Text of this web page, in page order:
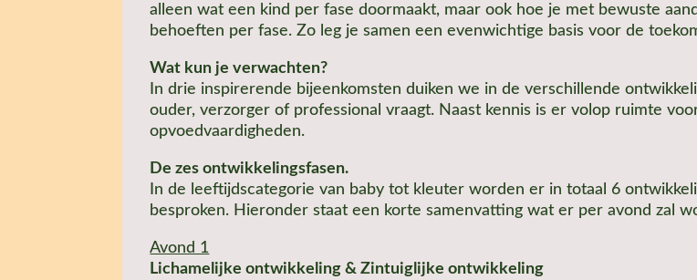
alleen wat een kind per fase doormaakt, maar ook hoe je met bewuste
behoeften per fase. Zo leg je samen een evenwichtige basis voor de
Wat kun je verwachten?
In drie inspirerende bijeenkomsten duiken we in de verschillende
ouder, verzorger of professional vraagt. Naast kennis is er volop ruimte
opvoedvaardigheden.
De zes ontwikkelingsfasen.
In de leeftijdscategorie van baby tot kleuter worden er in totaal 6
besproken. Hieronder staat een korte samenvatting wat er per avond zal
Avond 1
Lichamelijke ontwikkeling & Zintuiglijke ontwikkeling